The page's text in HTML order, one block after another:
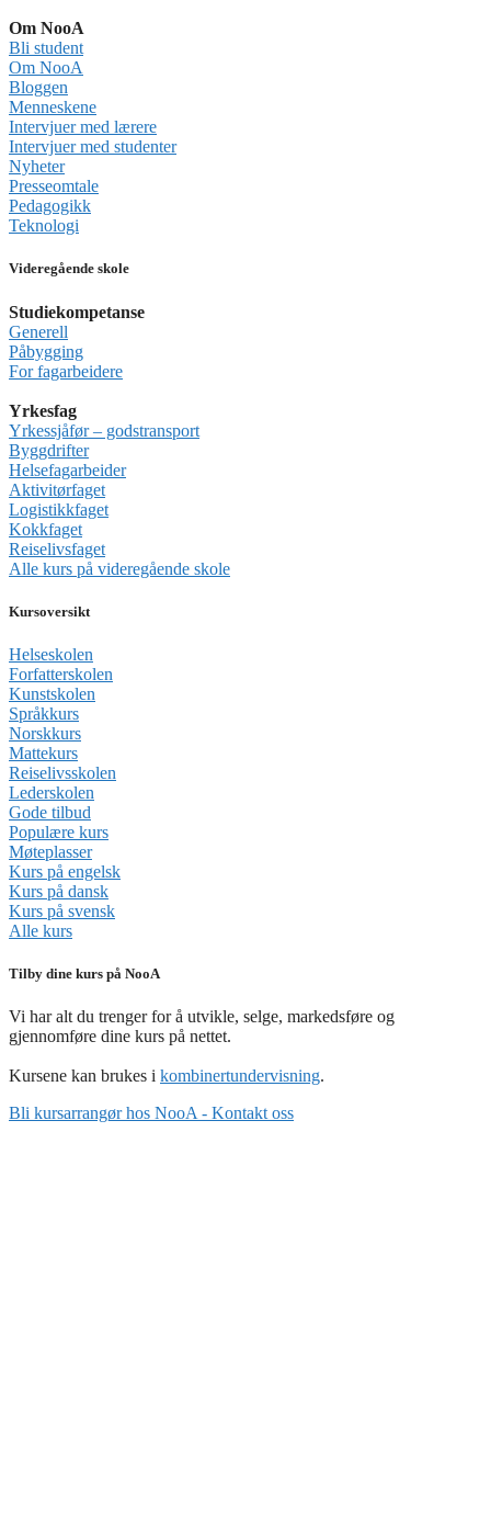
Om NooA
Bli student
Om NooA
Bloggen
Menneskene
Intervjuer med lærere
Intervjuer med studenter
Nyheter
Presseomtale
Pedagogikk
Teknologi
Videregående skole
Studiekompetanse
Generell
Påbygging
For fagarbeidere
Yrkesfag
Yrkessjåfør – godstransport
Byggdrifter
Helsefagarbeider
Aktivitørfaget
Logistikkfaget
Kokkfaget
Reiselivsfaget
Alle kurs på videregående skole
Kursoversikt
Helseskolen
Forfatterskolen
Kunstskolen
Språkkurs
Norskkurs
Mattekurs
Reiselivsskolen
Lederskolen
Gode tilbud
Populære kurs
Møteplasser
Kurs på engelsk
Kurs på dansk
Kurs på svensk
Alle kurs
Tilby dine kurs på NooA
Vi har alt du trenger for å utvikle, selge, markedsføre og
gjennomføre dine kurs på nettet.
Kursene kan brukes i kombinertundervisning.
Bli kursarrangør hos NooA - Kontakt oss